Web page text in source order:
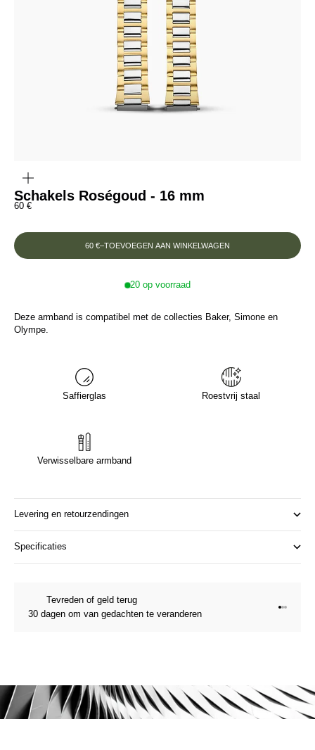
AFBEELDING
Schakels Roségoud - 16 mm
Prix de vente
60 €
60 €–TOEVOEGEN AAN WINKELWAGEN
20 op voorraad
Deze armband is compatibel met de collecties Baker, Simone en
Olympe.
Saffierglas Roestvrij staal
Verwisselbare armband
Levering en retourzendingen
Specificaties
Tevreden of geld terug
30 dagen om van gedachten te veranderen
Ga naar
Ga
Ga